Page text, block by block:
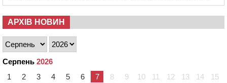
АРХІВ НОВИН
Серпень 2026
1
2 3 4 5 6 7 8 9 10 11 12 13 14
15